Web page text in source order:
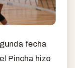
fecha
Pincha hizo